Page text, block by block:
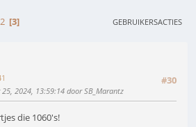
2 3 GEBRUIKERSACTIES
#30
2024, 13:59:14 door SB_Marantz
die 1060's!